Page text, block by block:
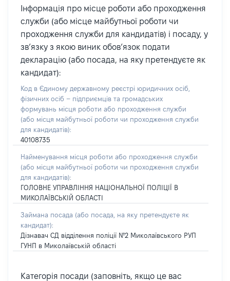
Інформація про місце роботи або проходження
служби (або місце майбутньої роботи чи
проходження служби для кандидатів) і посаду, у
зв’язку з якою виник обов’язок подати
декларацію (або посада, на яку претендуєте як
кандидат):
Код в Єдиному державному реєстрі юридичних осіб,
фізичних осіб – підприємців та громадських
формувань місця роботи або проходження служби
(або місця майбутньої роботи чи проходження служби
для кандидатів):
40108735
Найменування місця роботи або проходження служби
(або місця майбутньої роботи чи проходження служби
для кандидатів):
ГОЛОВНЕ УПРАВЛІННЯ НАЦІОНАЛЬНОЇ ПОЛІЦІЇ В
МИКОЛАЇВСЬКІЙ ОБЛАСТІ
Займана посада (або посада, на яку претендуєте як
кандидат):
Дізнавач СД відділення поліції №2 Миколаївського РУП
ГУНП в Миколаївській області
Категорія посади (заповніть, якщо це вас